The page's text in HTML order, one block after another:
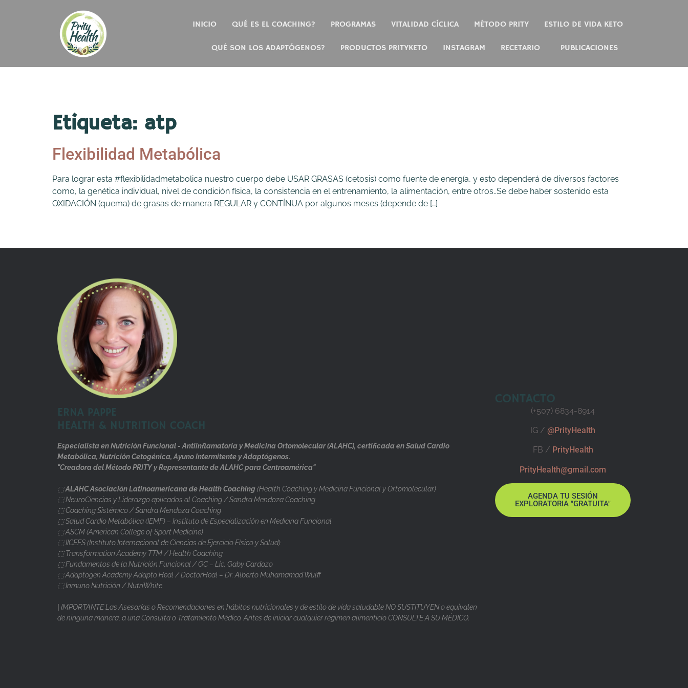
INICIO QUÉ ES EL COACHING? PROGRAMAS VITALIDAD CÍCLICA MÉTODO PRITY ESTILO DE VIDA KETO
QUÉ SON LOS ADAPTÓGENOS? PRODUCTOS PRITYKETO INSTAGRAM RECETARIO PUBLICACIONES
Etiqueta: atp
Flexibilidad Metabólica
Para lograr esta #flexibilidadmetabolica nuestro cuerpo debe USAR GRASAS (cetosis) como fuente de energía, y esto dependerá de diversos factores
como, la genética individual, nivel de condición física, la consistencia en el entrenamiento, la alimentación, entre otros..Se debe haber sostenido esta
OXIDACIÓN (quema) de grasas de manera REGULAR y CONTÍNUA por algunos meses (depende de […]
ERNA PAPPE
HEALTH & NUTRITION COACH
Especialista en Nutrición Funcional - Antiinflamatoria y Medicina Ortomolecular (ALAHC), certificada en Salud Cardio
Metabólica, Nutrición Cetogénica, Ayuno Intermitente y Adaptógenos.
"Creadora del Método PRITY y Representante de ALAHC para Centroamérica"
⬚ALAHC Asociación Latinoamericana de Health Coaching(Health Coaching y Medicina Funcional y Ortomolecular)
⬚ NeuroCiencias y Liderazgo aplicados al Coaching / Sandra Mendoza Coaching
⬚ Coaching Sistémico / Sandra Mendoza Coaching
⬚ Salud Cardio Metabólica (IEMF) – Instituto de Especialización en Medicina Funcional
⬚ ASCM (American College of Sport Medicine)
⬚ IICEFS (Instituto Internacional de Ciencias de Ejercicio Físico y Salud)
⬚ Transformation Academy TTM / Health Coaching
⬚ Fundamentos de la Nutrición Funcional / GC – Lic. Gaby Cardozo
⬚ Adaptogen Academy Adapto Heal / DoctorHeal – Dr. Alberto Muhamamad Wulff
⬚ Inmuno Nutrición / NutriWhite
| IMPORTANTE Las Asesorías o Recomendaciones en hábitos nutricionales y de estilo de vida saludable NO SUSTITUYEN o equivalen
de ninguna manera, a una Consulta o Tratamiento Médico. Antes de iniciar cualquier régimen alimenticio CONSULTE A SU MÉDICO.
CONTACTO
(+507) 6834-8914
IG / @PrityHealth
FB / PrityHealth
PrityHealth@gmail.com
AGENDA TU SESIÓN
EXPLORATORIA "GRATUITA"